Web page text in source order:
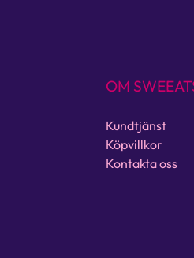
OM
Kundtjänst
Köpvillkor
Kontakta oss